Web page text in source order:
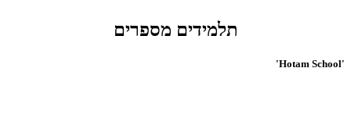
תלמידים מספרים
'Hotam School'